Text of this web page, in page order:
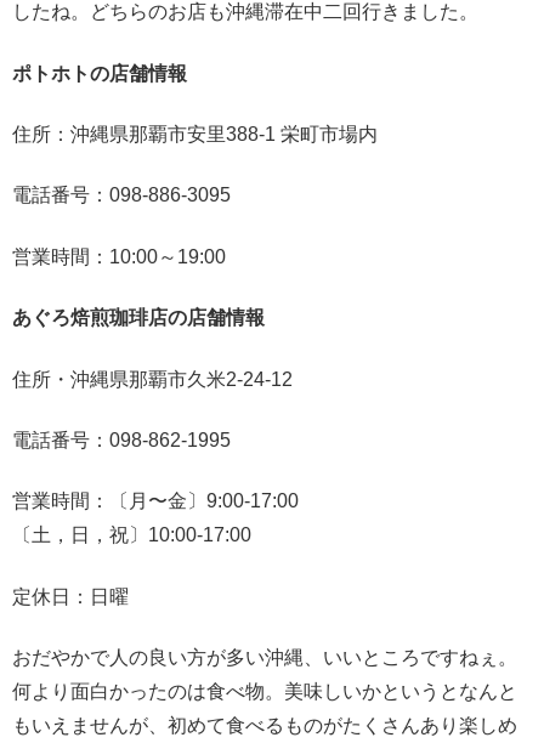
したね。どちらのお店も沖縄滞在中二回行きました。
ポトホトの店舗情報
住所：沖縄県那覇市安里388-1 栄町市場内
電話番号：098-886-3095
営業時間：10:00～19:00
あぐろ焙煎珈琲店の店舗情報
住所・沖縄県那覇市久米2-24-12
電話番号：098-862-1995
営業時間：〔月〜金〕9:00-17:00
〔土，日，祝〕10:00-17:00
定休日：日曜
おだやかで人の良い方が多い沖縄、いいところですねぇ。
何より面白かったのは食べ物。美味しいかというとなんと
もいえませんが、初めて食べるものがたくさんあり楽しめ